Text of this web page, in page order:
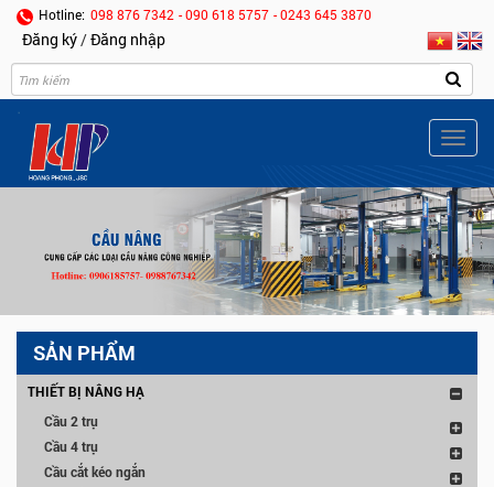
Hotline: 098 876 7342 - 090 618 5757 - 0243 645 3870
Đăng ký/Đăng nhập
SẢN PHẨM
THIẾT BỊ NÂNG HẠ
Cầu 2 trụ
Cầu 4 trụ
Cầu cắt kéo ngắn